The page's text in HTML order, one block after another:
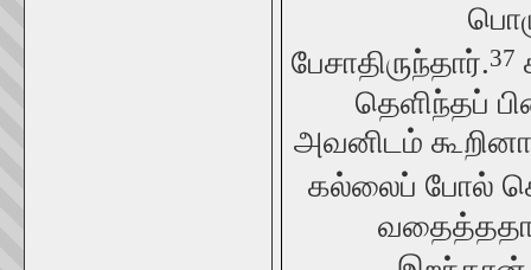
பேசாதிருந்தார்.37
தெளிந்தப்
அவனிடம்
கல்லைப் போல்